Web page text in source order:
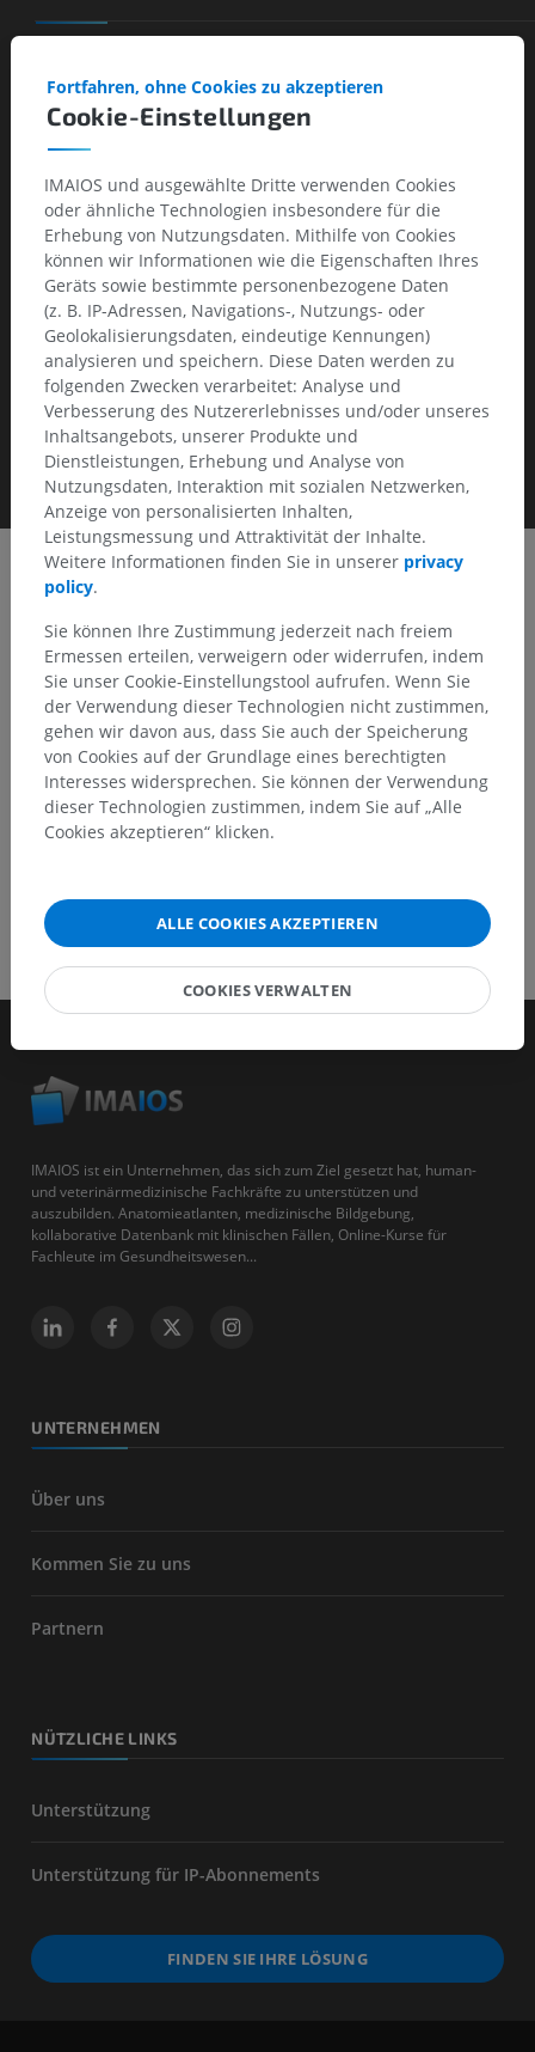
Diagnostic
Fracture en motte de beurre
Anamnèse
Traumatisme
Résultats
Fracture de type " motte de beurre" de la diaphyse du radius
droit
Album: Kinderradiologie
Keyframes
IMAIOS ist ein Unternehmen, das sich zum Ziel gesetzt hat, human-
und veterinärmedizinische Fachkräfte zu unterstützen und
auszubilden. Anatomieatlanten, medizinische Bildgebung,
kollaborative Datenbank mit klinischen Fällen, Online-Kurse für
Fachleute im Gesundheitswesen...
UNTERNEHMEN
Über uns
Kommen Sie zu uns
Partnern
NÜTZLICHE LINKS
Unterstützung
Unterstützung für IP-Abonnements
FINDEN SIE IHRE LÖSUNG
Cookie-Einstellungen
Fortfahren, ohne Cookies zu akzeptieren
IMAIOS und ausgewählte Dritte verwenden Cookies
oder ähnliche Technologien insbesondere für die
Erhebung von Nutzungsdaten. Mithilfe von Cookies
können wir Informationen wie die Eigenschaften Ihres
Geräts sowie bestimmte personenbezogene Daten
(z. B. IP-Adressen, Navigations-, Nutzungs- oder
Geolokalisierungsdaten, eindeutige Kennungen)
analysieren und speichern. Diese Daten werden zu
folgenden Zwecken verarbeitet: Analyse und
Verbesserung des Nutzererlebnisses und/oder unseres
Inhaltsangebots, unserer Produkte und
Dienstleistungen, Erhebung und Analyse von
Nutzungsdaten, Interaktion mit sozialen Netzwerken,
Anzeige von personalisierten Inhalten,
Leistungsmessung und Attraktivität der Inhalte.
Weitere Informationen finden Sie in unserer privacy
policy.
Sie können Ihre Zustimmung jederzeit nach freiem
Ermessen erteilen, verweigern oder widerrufen, indem
Sie unser Cookie-Einstellungstool aufrufen. Wenn Sie
der Verwendung dieser Technologien nicht zustimmen,
gehen wir davon aus, dass Sie auch der Speicherung
von Cookies auf der Grundlage eines berechtigten
Interesses widersprechen. Sie können der Verwendung
dieser Technologien zustimmen, indem Sie auf „Alle
Cookies akzeptieren“ klicken.
ALLE COOKIES AKZEPTIEREN
COOKIES VERWALTEN